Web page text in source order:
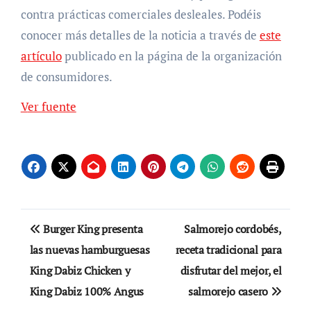
contra prácticas comerciales desleales. Podéis
conocer más detalles de la noticia a través de este
artículopublicado en la página de la organización
de consumidores.
Ver fuente
Navegación
de
entradas
Burger King presenta
las nuevas hamburguesas
King Dabiz Chicken y
King Dabiz 100% Angus
Salmorejo cordobés,
receta tradicional para
disfrutar del mejor, el
salmorejo casero